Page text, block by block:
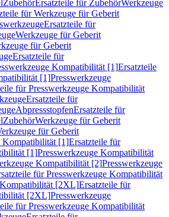
ZubehörErsatzteile für ZubehörWerkzeuge
für Werkzeuge für Geberit
Ersatzteile für
Werkzeuge für Geberit
für Geberit
Ersatzteile für
Kompatibilität [1]Ersatzteile
[1]Presswerkzeuge
für Presswerkzeuge Kompatibilität
Ersatzteile für
AbpressstopfenErsatzteile für
ZubehörWerkzeuge für Geberit
für Geberit
Kompatibilität [1]Ersatzteile für
[1]Presswerkzeuge Kompatibilität
Kompatibilität [2]Presswerkzeuge
für Presswerkzeuge Kompatibilität
Kompatibilität [2XL]Ersatzteile für
[2XL]Presswerkzeuge
für Presswerkzeuge Kompatibilität